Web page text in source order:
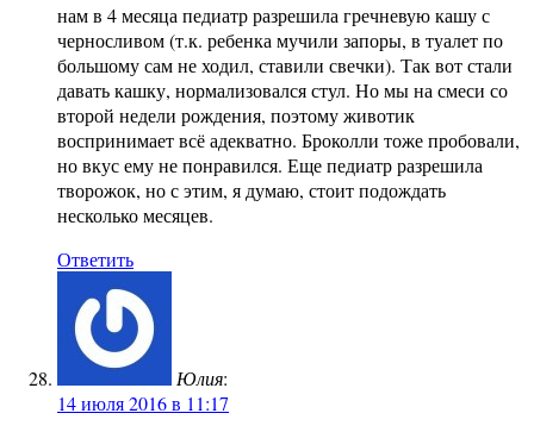
нам в 4 месяца педиатр разрешила гречневую кашу с
черносливом (т.к. ребенка мучили запоры, в туалет по
большому сам не ходил, ставили свечки). Так вот стали
давать кашку, нормализовался стул. Но мы на смеси со
второй недели рождения, поэтому животик
воспринимает всё адекватно. Броколли тоже пробовали,
но вкус ему не понравился. Еще педиатр разрешила
творожок, но с этим, я думаю, стоит подождать
несколько месяцев.
Ответить
Юлия:
14 июля 2016 в 11:17